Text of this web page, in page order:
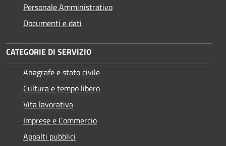
Personale Amministrativo
Documenti e dati
CATEGORIE DI SERVIZIO
Anagrafe e stato civile
Cultura e tempo libero
Vita lavorativa
Imprese e Commercio
Appalti pubblici